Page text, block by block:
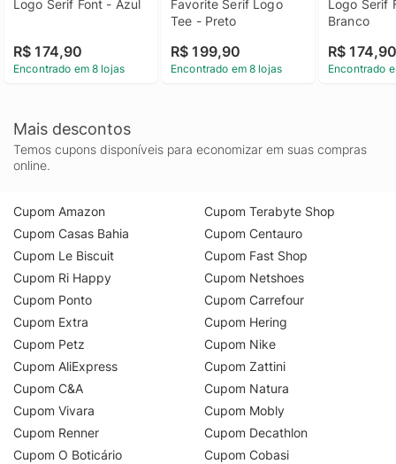
Logo Serif Font - Azul
R$ 174,90
Encontrado em 8 lojas
Favorite Serif Logo
Tee - Preto
R$ 199,90
Encontrado em 8 lojas
Logo Serif
Branco
R$
Encontrado
Mais descontos
Temos cupons disponíveis para economizar em suas compras
online.
Cupom Amazon
Cupom Casas Bahia
Cupom Le Biscuit
Cupom Ri Happy
Cupom Ponto
Cupom Extra
Cupom Petz
Cupom AliExpress
Cupom C&A
Cupom Vivara
Cupom Renner
Cupom O Boticário
Cupom Terabyte Shop
Cupom Centauro
Cupom Fast Shop
Cupom Netshoes
Cupom Carrefour
Cupom Hering
Cupom Nike
Cupom Zattini
Cupom Natura
Cupom Mobly
Cupom Decathlon
Cupom Cobasi